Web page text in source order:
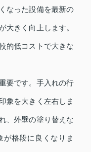
なった設備を最新の
大きく向上します。
的低コストで大きな
要です。手入れの行
象を大きく左右しま
、外壁の塗り替えな
が格段に良くなりま